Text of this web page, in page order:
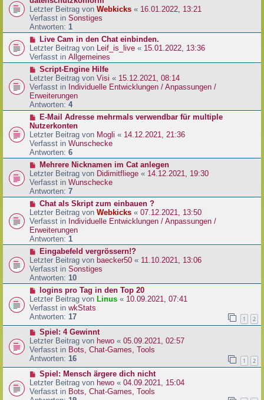
g
B
e
i
t
a
g
u
e
r
B
e
i
t
a
g
Letzter Beitrag von Webkicks « 16.01.2022, 13:21
Verfasst in Sonstiges
Antworten: 1
N
e
u
e
r
B
e
i
t
a
g
Live Cam in den Chat einbinden.
Letzter Beitrag von Leif_is_live « 15.01.2022, 13:36
Verfasst in Allgemeines
N
e
u
e
r
B
e
i
t
r
a
g
Script-Engine Hilfe
Letzter Beitrag von Visi « 15.12.2021, 08:14
Verfasst in Individuelle Entwicklungen / Anpassungen /
Erweiterungen
Antworten: 4
N
e
u
e
r
B
e
i
t
r
a
g
E-Mail Adresse mehrmals verwendbar für multiple
Nutzerkonten
Letzter Beitrag von Mogli « 14.12.2021, 21:36
Verfasst in Wunschecke
Antworten: 6
N
e
u
e
r
B
e
i
t
r
a
g
Mehrere Nicknamen im Cat anlegen
Letzter Beitrag von Didimitfliege « 14.12.2021, 19:30
Verfasst in Wunschecke
Antworten: 7
N
e
u
e
r
B
e
i
t
r
a
g
Chat als Skript zum einbauen ?
Letzter Beitrag von Webkicks « 07.12.2021, 13:50
Verfasst in Individuelle Entwicklungen / Anpassungen /
Erweiterungen
Antworten: 1
N
e
u
e
r
B
e
i
t
a
g
Eingabefeld vergrössern!?
Letzter Beitrag von baecker50 « 11.10.2021, 13:06
Verfasst in Sonstiges
Antworten: 10
N
e
u
e
r
B
e
i
t
r
a
g
logins pro Tag in den Top 20
Letzter Beitrag von Linus « 10.09.2021, 07:41
Verfasst in wkStats
Antworten: 17 1 2
N
e
u
e
r
B
e
i
Spiel: 4 Gewinnt
Letzter Beitrag von hewo « 05.09.2021, 02:57
Verfasst in Bots, Chat-Games, Tools
Antworten: 16 1 2
N
e
u
Spiel: Mensch ärgere dich nicht
Letzter Beitrag von hewo « 04.09.2021, 15:04
Verfasst in Bots, Chat-Games, Tools